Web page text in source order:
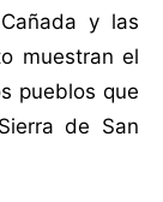
y las
muestran el
pueblos que
de San